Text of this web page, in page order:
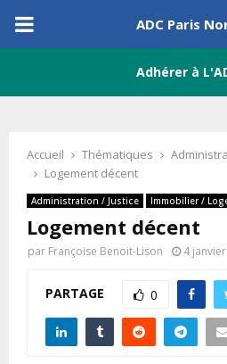
PRIMARY
ADC Paris
Adhérer à
Accueil Thématiques
Logement décent
Administration / Justice Immobilier /
Logement décent
par Françoise Benoit-Lison 4
PARTAGE 0